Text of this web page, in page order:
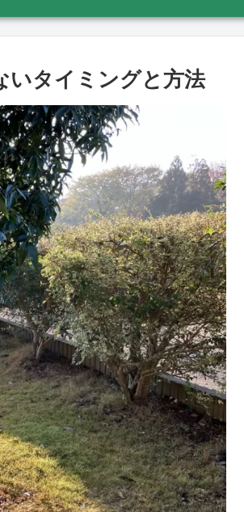
いタイミングと方法